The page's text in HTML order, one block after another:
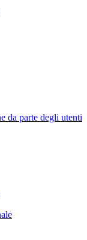
da parte degli utenti